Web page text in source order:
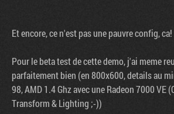
Et encore, ce n'est pas une pauvre config, ca!
Pour le beta test de cette demo, j'ai meme
parfaitement bien (en 800x600, details au
98, AMD 1.4 Ghz avec une Radeon 7000 VE
Transform & Lighting ;-))